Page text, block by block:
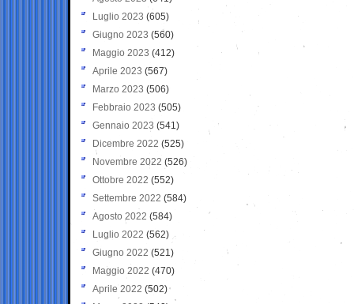
Luglio 2023 (605)
Giugno 2023 (560)
Maggio 2023 (412)
Aprile 2023 (567)
Marzo 2023 (506)
Febbraio 2023 (505)
Gennaio 2023 (541)
Dicembre 2022 (525)
Novembre 2022 (526)
Ottobre 2022 (552)
Settembre 2022 (584)
Agosto 2022 (584)
Luglio 2022 (562)
Giugno 2022 (521)
Maggio 2022 (470)
Aprile 2022 (502)